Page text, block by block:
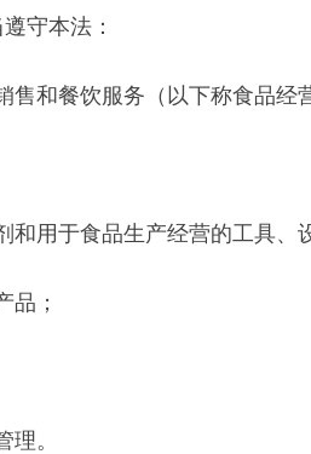
守本法：
和餐饮服务（以下称食品经
于食品生产经营的工具、
；
。